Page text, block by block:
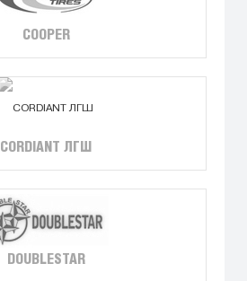
COOPER
CORDIANT ЛГШ
DOUBLESTAR